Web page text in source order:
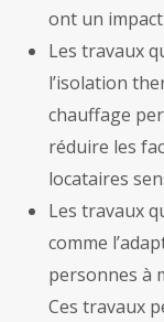
ont un
Les travaux
l’isolation
chauffage
réduire les
locataires
Les travaux
comme
personnes à
Ces travaux